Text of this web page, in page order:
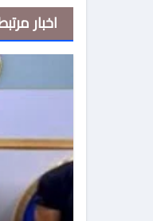
اخبار